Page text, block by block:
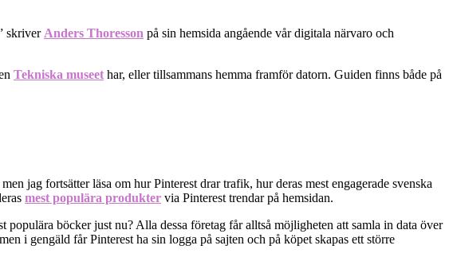
skriver Anders Thoresson på sin hemsida angående vår digitala närvaro och
Tekniska museet har, eller tillsammans hemma framför datorn. Guiden finns både på
jag fortsätter läsa om hur Pinterest drar trafik, hur deras mest engagerade svenska
mest populära produkter via Pinterest trendar på hemsidan.
populära böcker just nu? Alla dessa företag får alltså möjligheten att samla in data över
i gengäld får Pinterest ha sin logga på sajten och på köpet skapas ett större